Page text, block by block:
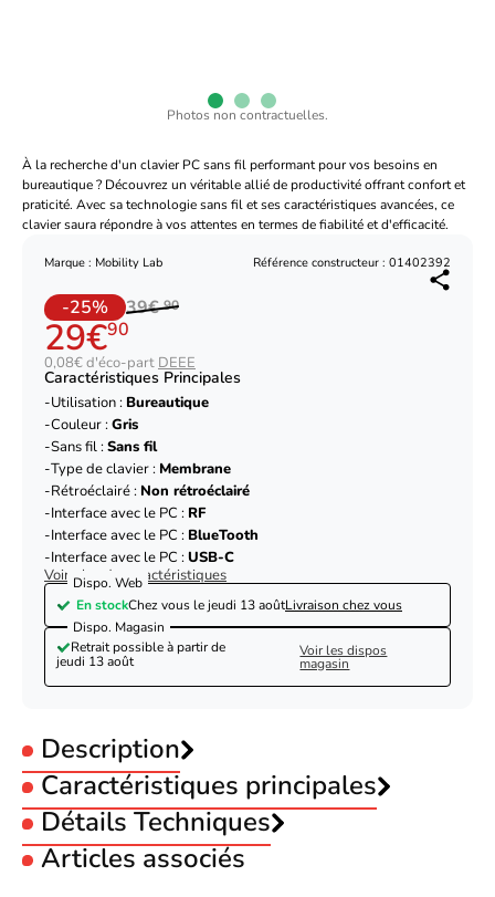
Photos non contractuelles.
À la recherche d'un clavier PC sans fil performant pour vos besoins en
bureautique ? Découvrez un véritable allié de productivité offrant confort et
praticité. Avec sa technologie sans fil et ses caractéristiques avancées, ce
clavier saura répondre à vos attentes en termes de fiabilité et d'efficacité.
Marque : Mobility Lab Référence constructeur : 01402392
-25% 39€ 90
29€90
0,08€ d'éco-part DEEE
Caractéristiques Principales
Utilisation : Bureautique
Couleur :Gris
Sans fil :Sans fil
Type de clavier : Membrane
Rétroéclairé : Non rétroéclairé
Interface avec le PC : RF
Interface avec le PC : BlueTooth
Interface avec le PC :USB-C
Voir plus de caractéristiques
Dispo. Web
En stockChez vous le jeudi 13 aoûtLivraison chez vous
Dispo. Magasin
Retrait possible à partir de
jeudi 13 août
Voir les dispos
magasin
Description
Mobility Lab KP430W MINI -
Multiconnexion/Gris
Caractéristiques principales
Utilisation :Bureautique
Couleur :Gris
Sans fil :Sans fil
Détails Techniques
Produit
Clavier
Articles associés